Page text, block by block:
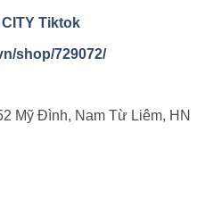
Tiktok
shop/729072/
Mỹ Đình, Nam Từ Liêm, HN